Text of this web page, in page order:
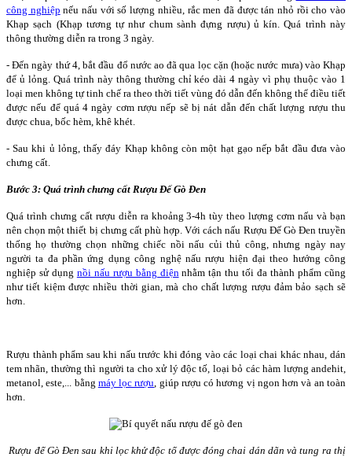
công nghiệp nếu nấu với số lượng nhiều, rắc men đã được tán nhỏ rồi cho vào
Khạp sạch (Khạp tương tự như chum sành đựng rượu) ủ kín. Quá trình này
thông thường diễn ra trong 3 ngày.
- Đến ngày thứ 4, bắt đầu đổ nước ao đã qua lọc cặn (hoặc nước mưa) vào Khạp
để ủ lỏng. Quá trình này thông thường chỉ kéo dài 4 ngày vì phụ thuộc vào 1
loại men không tự tinh chế ra theo thời tiết vùng đó dẫn đến không thể điều tiết
được nếu để quá 4 ngày cơm rượu nếp sẽ bị nát dẫn đến chất lượng rượu thu
được chua, bốc hèm, khê khét.
- Sau khi ủ lỏng, thấy đáy Khạp không còn một hạt gạo nếp bắt đầu đưa vào
chưng cất.
Bước 3: Quá trình chưng cất Rượu Đế Gò Đen
Quá trình chưng cất rượu diễn ra khoảng 3-4h tùy theo lượng cơm nấu và bạn
nên chọn một thiết bị chưng cất phù hợp. Với cách nấu Rượu Đế Gò Đen truyền
thống họ thường chọn những chiếc nồi nấu củi thủ công, nhưng ngày nay
người ta đa phần ứng dụng công nghệ nấu rượu hiện đại theo hướng công
nghiệp sử dụng nồi nấu rượu bằng điện nhằm tận thu tối đa thành phẩm cũng
như tiết kiệm được nhiều thời gian, mà cho chất lượng rượu đảm bảo sạch sẽ
hơn.
Rượu thành phẩm sau khi nấu trước khi đóng vào các loại chai khác nhau, dán
tem nhãn, thường thì người ta cho xử lý độc tố, loại bỏ các hàm lượng andehit,
metanol, este,... bằng máy lọc rượu , giúp rượu có hương vị ngon hơn và an toàn
hơn.
Rượu đế Gò Đen sau khi lọc khử độc tố được đóng chai dán dãn và tung ra thị